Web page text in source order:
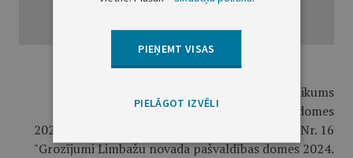
3. pielikums
Limbažu novada pašvaldības domes
2024. gada 23. maija saistošajiem noteikumiem Nr. 16
"Grozījumi Limbažu novada pašvaldības domes 2024.
PIEŅEMT VISAS
PIELĀGOT IZVĒLI